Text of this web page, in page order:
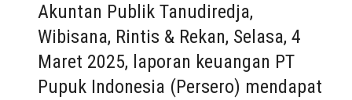
Akuntan Publik Tanudiredja,
Wibisana, Rintis & Rekan, Selasa, 4
Maret 2025, laporan keuangan PT
Pupuk Indonesia (Persero) mendapat